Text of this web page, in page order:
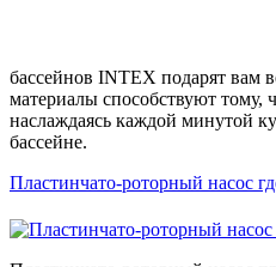
бассейнов INTEX подарят вам
материалы способствуют тому,
наслаждаясь каждой минутой
бассейне.
Пластинчато-роторный насос